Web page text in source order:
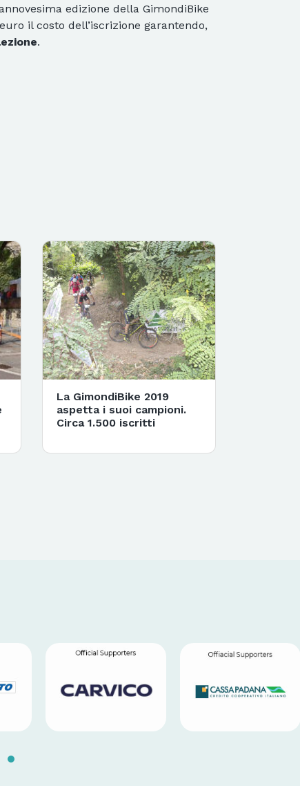
edizione della GimondiBike
il costo dell’iscrizione garantendo,
.
La GimondiBike 2019
aspetta i suoi campioni.
Circa 1.500 iscritti
17